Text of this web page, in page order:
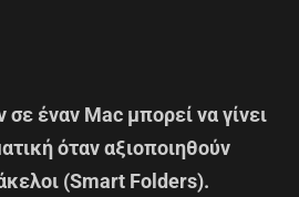
έναν Mac μπορεί να γίνει
όταν αξιοποιηθούν
(Smart Folders).